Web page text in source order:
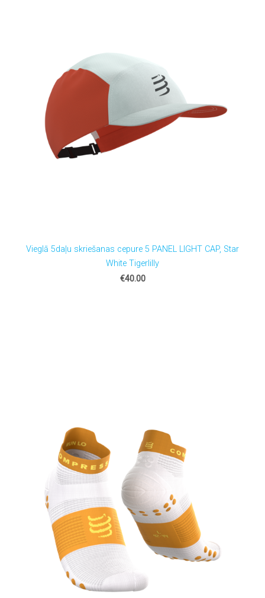
Vieglā 5daļu skriešanas cepure 5 PANEL LIGHT CAP, Star
White Tigerlilly
€40.00